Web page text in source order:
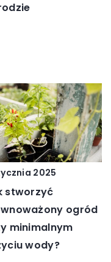
2025
stworzyć
ogród
minimalnym
wody?